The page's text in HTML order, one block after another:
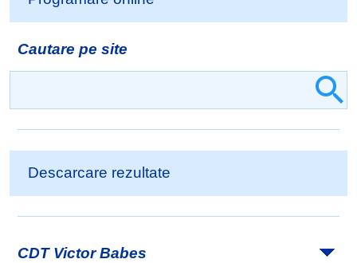
Cautare pe site
Descarcare rezultate
CDT Victor Babes